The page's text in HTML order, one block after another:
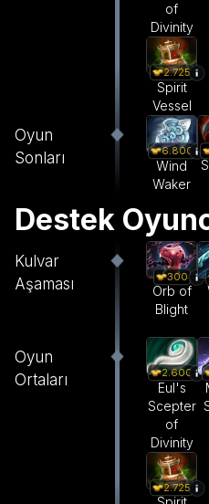
of
Divinity
2.725
Spirit
Vessel
Oyun
Sonları
6.800
Wind
Waker
Destek
Kulvar
Aşaması
300
Orb of
Blight
Oyun
Ortaları
2.600
Eul's
Scepter
of
Divinity
2.725